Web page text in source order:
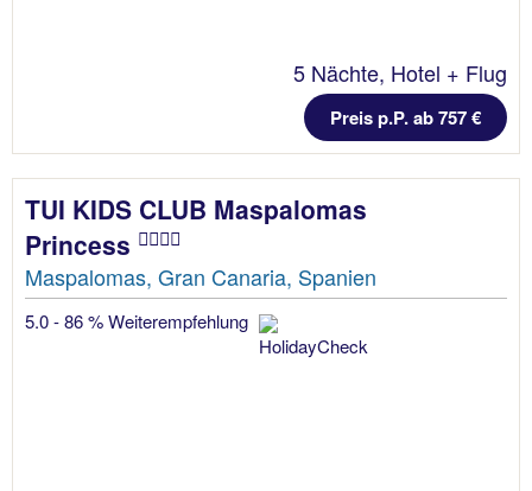
5 Nächte, Hotel + Flug
Preis p.P. ab 757 €
TUI KIDS CLUB Maspalomas
Princess
Maspalomas, Gran Canaria, Spanien
5.0 - 86 % Weiterempfehlung